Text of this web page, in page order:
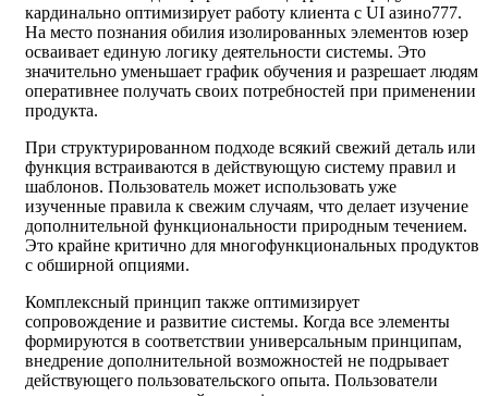
кардинально оптимизирует работу клиента с UI азино777.
На место познания обилия изолированных элементов юзер
осваивает единую логику деятельности системы. Это
значительно уменьшает график обучения и разрешает людям
оперативнее получать своих потребностей при применении
продукта.
При структурированном подходе всякий свежий деталь или
функция встраиваются в действующую систему правил и
шаблонов. Пользователь может использовать уже
изученные правила к свежим случаям, что делает изучение
дополнительной функциональности природным течением.
Это крайне критично для многофункциональных продуктов
с обширной опциями.
Комплексный принцип также оптимизирует
сопровождение и развитие системы. Когда все элементы
формируются в соответствии универсальным принципам,
внедрение дополнительной возможностей не подрывает
действующего пользовательского опыта. Пользователи